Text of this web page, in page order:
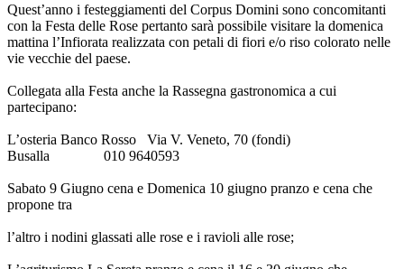
Quest’anno i festeggiamenti del Corpus Domini sono concomitanti
con la Festa delle Rose pertanto sarà possibile visitare la domenica
mattina l’Infiorata realizzata con petali di fiori e/o riso colorato nelle
vie vecchie del paese.
Collegata alla Festa anche la Rassegna gastronomica a cui
partecipano:
L’osteria Banco Rosso Via V. Veneto, 70 (fondi)
Busalla
010 9640593
Sabato 9 Giugno cena e Domenica 10 giugno pranzo e cena che
propone tra
l’altro i nodini glassati alle rose e i ravioli alle rose;